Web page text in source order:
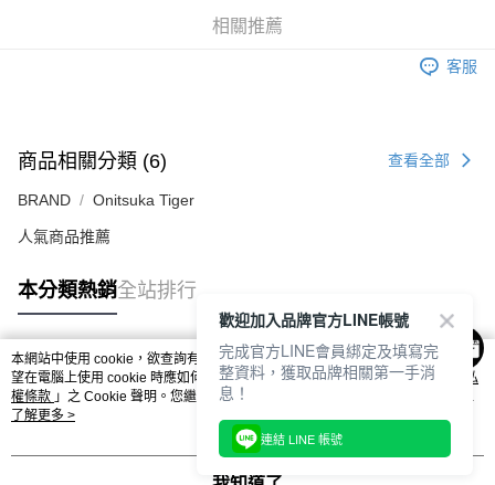
相關推薦
客服
商品相關分類 (6) 查看全部
BRAND Onitsuka Tiger
人氣商品推薦
本分類熱銷全站排行
熱門標籤
本網站中使用 cookie，欲查詢有關本網站使用 cookie 方式之詳情，及若您不希
望在電腦上使用 cookie 時應如何變更電腦的 cookie 設定，請參閱本網站「
隱私
權條款 」之 Cookie 聲明。您繼續使用本網站即表示您同意本公司得按本網站使
用條款之 Cookie 聲明使用 cookie。
了解更多 >
歡迎加入品牌官方LINE帳號
完成官方LINE會員綁定及填寫完
整資料，獲取品牌相關第一手消
息！
連結 LINE 帳號